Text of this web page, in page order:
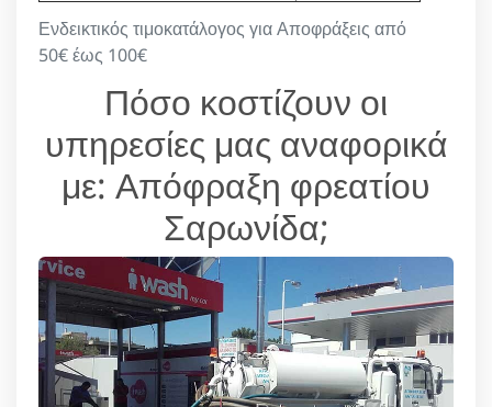
Ενδεικτικός τιμοκατάλογος για Αποφράξεις από
50€ έως 100€
Πόσο κοστίζουν οι
υπηρεσίες μας αναφορικά
με: Απόφραξη φρεατίου
Σαρωνίδα;